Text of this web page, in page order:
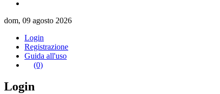
dom, 09 agosto 2026
Login
Registrazione
Guida all'uso
(0)
Login